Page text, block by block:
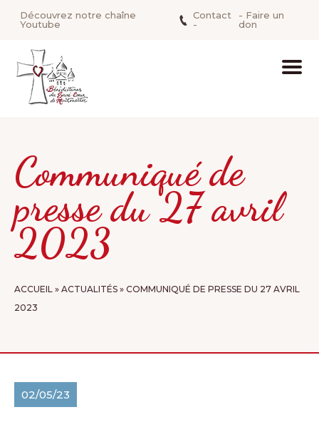
Découvrez notre chaîne
Youtube
Contact
-
- Faire un
don
Communiqué de
presse du 27 avril
2023
ACCUEIL » ACTUALITÉS » COMMUNIQUÉ DE PRESSE DU 27 AVRIL
2023
02/05/23